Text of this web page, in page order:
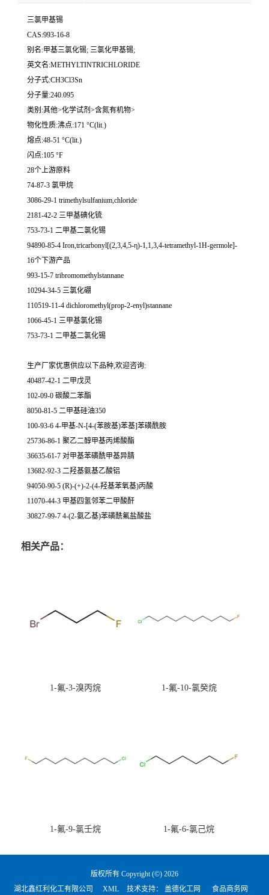
三氯甲基锡
CAS:993-16-8
别名:甲基三氯化锡; 三氯化甲基锡;
英文名:METHYLTINTRICHLORIDE
分子式:CH3Cl3Sn
分子量:240.095
类别:其他>化学试剂>含氮有机物>
物化性质:沸点:171 °C(lit.)
熔点:48-51 °C(lit.)
闪点:105 °F
28个上游原料
74-87-3 氯甲烷
3086-29-1 trimethylsulfanium,chloride
2181-42-2 三甲基碘化锍
753-73-1 二甲基二氯化锡
94890-85-4 Iron,tricarbonyl[(2,3,4,5-η)-1,1,3,4-tetramethyl-1H-germole]-
16个下游产品
993-15-7 tribromomethylstannane
10294-34-5 三氯化硼
110519-11-4 dichloromethyl(prop-2-enyl)stannane
1066-45-1 三甲基氯化锡
753-73-1 二甲基二氯化锡
生产厂家优惠供应以下品种,欢迎咨询:
40487-42-1 二甲戊灵
102-09-0 碳酸二苯酯
8050-81-5 二甲基硅油350
100-93-6 4-甲基-N-[4-(苯胺基)苯基]苯磺酰胺
25736-86-1 聚乙二醇甲基丙烯酸酯
36635-61-7 对甲基苯磺酰甲基异腈
13682-92-3 二羟基氨基乙酸铝
94050-90-5 (R)-(+)-2-(4-羟基苯氧基)丙酸
11070-44-3 甲基四氢邻苯二甲酸酐
30827-99-7 4-(2-氨乙基)苯磺酰氟盐酸盐
相关产品：
1-氟-3-溴丙烷 1-氟-10-氯癸烷
1-氟-9-氯壬烷 1-氟-6-氯己烷
版权所有 Copyright (©) 2026
湖北鑫红利化工有限公司
XML 技术支持： 盖德化工网 食品商务网